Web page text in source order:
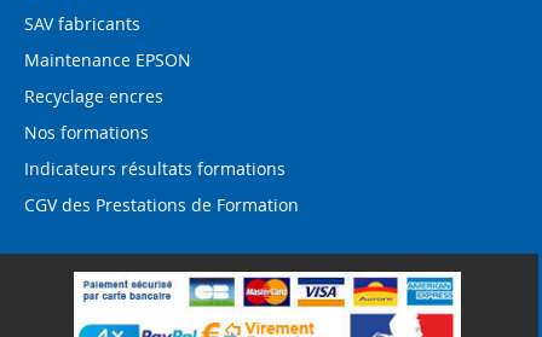
SAV fabricants
Maintenance EPSON
Recyclage encres
Nos formations
Indicateurs résultats formations
CGV des Prestations de Formation